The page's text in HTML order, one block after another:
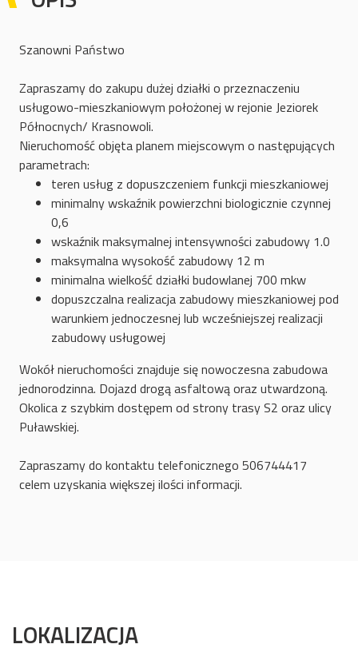
Szanowni Państwo
Zapraszamy do zakupu dużej działki o przeznaczeniu
usługowo-mieszkaniowym położonej w rejonie Jeziorek
Północnych/ Krasnowoli.
Nieruchomość objęta planem miejscowym o następujących
parametrach:
teren usług z dopuszczeniem funkcji mieszkaniowej
minimalny wskaźnik powierzchni biologicznie czynnej
0,6
wskaźnik maksymalnej intensywności zabudowy 1.0
maksymalna wysokość zabudowy 12 m
minimalna wielkość działki budowlanej 700 mkw
dopuszczalna realizacja zabudowy mieszkaniowej pod
warunkiem jednoczesnej lub wcześniejszej realizacji
zabudowy usługowej
Wokół nieruchomości znajduje się nowoczesna zabudowa
jednorodzinna. Dojazd drogą asfaltową oraz utwardzoną.
Okolica z szybkim dostępem od strony trasy S2 oraz ulicy
Puławskiej.
Zapraszamy do kontaktu telefonicznego 506744417
celem uzyskania większej ilości informacji.
LOKALIZACJA